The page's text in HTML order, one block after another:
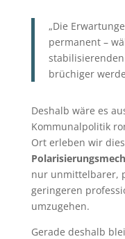
„Die
permanent –
brüchiger
Deshalb wäre es
Kommunalpolitik
Ort erleben wir
nur unmittelbarer,
geringeren
umzugehen.
Gerade deshalb